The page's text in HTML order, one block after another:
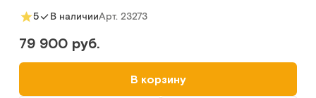
5 В наличииАрт. 23273
79 900 руб.
В корзину